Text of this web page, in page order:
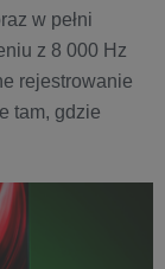
w pełni
z 8 000 Hz
rejestrowanie
tam, gdzie